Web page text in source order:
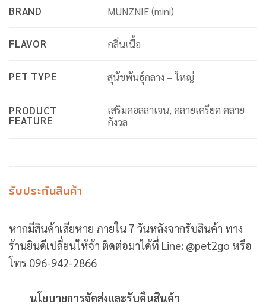
BRAND MUNZNIE (mini)
FLAVOR กลิ่นเนื้อ
PET TYPE สุนัขพันธุ์กลาง – ใหญ่
PRODUCT
FEATURE
เสริมคอลลาเจน, คลายเครียด คลาย
กังวล
รับประกันสินค้า
หากมีสินค้าเสียหาย ภายใน 7 วันหลังจากรับสินค้า ทาง
ร้านยินดีเปลี่ยนให้จ้า ติดต่อมาได้ที่ Line: @pet2go หรือ
โทร 096-942-2866
นโยบายการจัดส่งและรับคืนสินค้า